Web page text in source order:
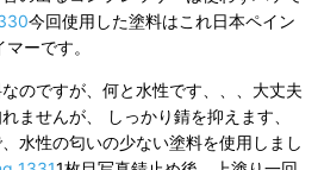
今回使用した塗料はこれ日本ペイン
ーです。
のですが、何と水性です、、、大丈夫
ませんが、 しっかり錆を抑えます、
水性の匂いの少ない塗料を使用しまし